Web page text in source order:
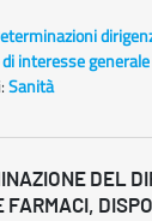
interesse generale
Sanità
DEL
FARMACI,